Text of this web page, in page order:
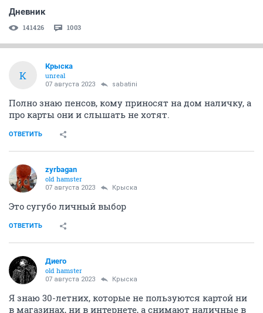
Дневник
141426 1003
К
Крыска
unreal
07 августа 2023 sabatini
Полно знаю пенсов, кому приносят на дом наличку, а
про карты они и слышать не хотят.
ОТВЕТИТЬ
zyrbagan
old hamster
07 августа 2023 Крыска
Это сугубо личный выбор
ОТВЕТИТЬ
Диего
old hamster
07 августа 2023 Крыска
Я знаю 30-летних, которые не пользуются картой ни
в магазинах, ни в интернете, а снимают наличные в